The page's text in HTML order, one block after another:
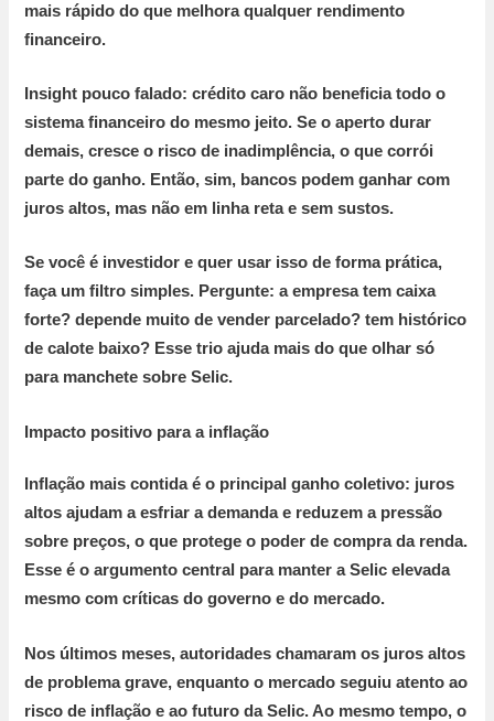
mais rápido do que melhora qualquer rendimento
financeiro.
Insight pouco falado: crédito caro não beneficia todo o
sistema financeiro do mesmo jeito. Se o aperto durar
demais, cresce o risco de inadimplência, o que corrói
parte do ganho. Então, sim, bancos podem ganhar com
juros altos, mas não em linha reta e sem sustos.
Se você é investidor e quer usar isso de forma prática,
faça um filtro simples. Pergunte: a empresa tem caixa
forte? depende muito de vender parcelado? tem histórico
de calote baixo? Esse trio ajuda mais do que olhar só
para manchete sobre Selic.
Impacto positivo para a inflação
Inflação mais contida é o principal ganho coletivo: juros
altos ajudam a esfriar a demanda e reduzem a pressão
sobre preços, o que protege o poder de compra da renda.
Esse é o argumento central para manter a Selic elevada
mesmo com críticas do governo e do mercado.
Nos últimos meses, autoridades chamaram os juros altos
de problema grave, enquanto o mercado seguiu atento ao
risco de inflação e ao futuro da Selic. Ao mesmo tempo, o